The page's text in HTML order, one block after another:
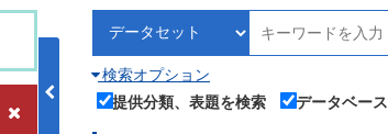
検索オプション
提供分類、表題を検索
データベー